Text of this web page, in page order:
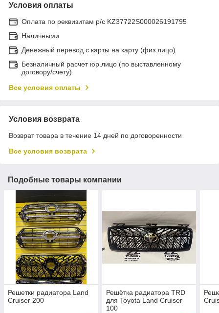
Условия оплаты
Оплата по реквизитам р/с KZ37722S000026191795
Наличными
Денежный перевод с карты на карту (физ.лицо)
Безналичный расчет юр.лицо (по выставленному
договору/счету)
Все условия оплаты
Условия возврата
Возврат товара в течение 14 дней по договоренности
Все условия возврата
Подобные товары компании
Решетки радиатора Land
Cruiser 200
Решётка радиатора TRD
для Toyota Land Cruiser
100